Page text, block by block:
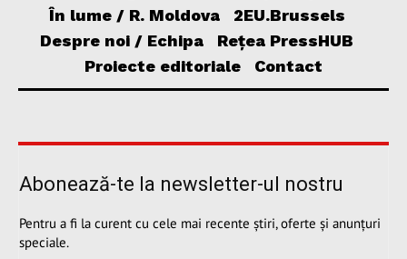
În lume / R. Moldova
2EU.Brussels
Despre noi / Echipa
Rețea PressHUB
Proiecte editoriale
Contact
Abonează-te la newsletter-ul nostru
Pentru a fi la curent cu cele mai recente știri, oferte și anunțuri
speciale.